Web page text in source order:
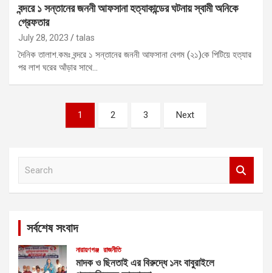
বন্দরে ১ সন্তানের জননী আফসানা হত্যাকান্ডের ঘটনায় স্বামী অনিকে
গ্রেফতার
July 28, 2023 talas
দৈনিক তালাশ.কমঃ বন্দরে ১ সন্তানের জননী আফসানা বেগম (২১)কে পিটিয়ে হত্যার
পর লাশ ঘরের আঁড়ার সাথে…
pagination
1 2 3 Next
সর্বশেষ সংবাদ
নারায়ণগঞ্জ রাজনীতি
মাদক ও ছিনতাই এর বিরুদ্ধে ১নং বাবুরাইলে